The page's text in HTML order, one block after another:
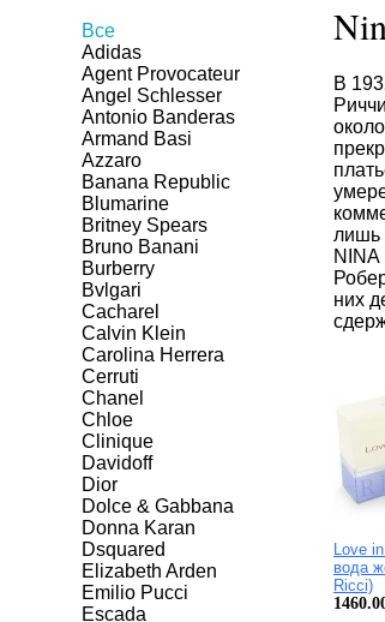
Все
Adidas
Agent Provocateur
Angel Schlesser
Antonio Banderas
Armand Basi
Azzaro
Banana Republic
Blumarine
Britney Spears
Bruno Banani
Burberry
Bvlgari
Cacharel
Calvin Klein
Carolina Herrera
Cerruti
Chanel
Chloe
Clinique
Davidoff
Dior
Dolce & Gabbana
Donna Karan
Dsquared
Elizabeth Arden
Emilio Pucci
Escada
В
лишь
NINA
них
Love
вода
Ricci)